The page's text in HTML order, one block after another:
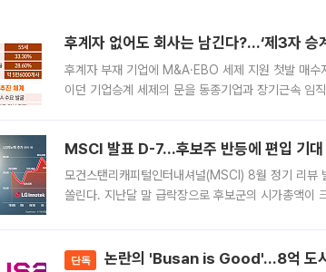
후계자 없어도 회사는 남긴다?…‘제3자
후계자 부재 기업에 M&A·EBO 세제 지원 첫발 매수
이던 기업승계 세제의 문을 동종기업과 장기근속 임
MSCI 발표 D-7…후보주 반등에 편입 기대
모건스탠리캐피털인터내셔널(MSCI) 8월 정기 리뷰
쏠린다. 지난달 말 급락장으로 후보군의 시가총액이
단독 논란의 'Busan is Good'…8억 도시